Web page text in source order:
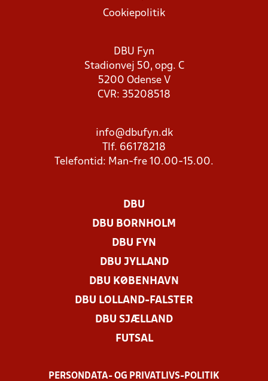
Cookiepolitik
DBU Fyn
Stadionvej 50, opg. C
5200 Odense V
CVR: 35208518
info@dbufyn.dk
Tlf. 66178218
Telefontid: Man-fre 10.00-15.00.
DBU
DBU BORNHOLM
DBU FYN
DBU JYLLAND
DBU KØBENHAVN
DBU LOLLAND-FALSTER
DBU SJÆLLAND
FUTSAL
PERSONDATA- OG PRIVATLIVS-POLITIK